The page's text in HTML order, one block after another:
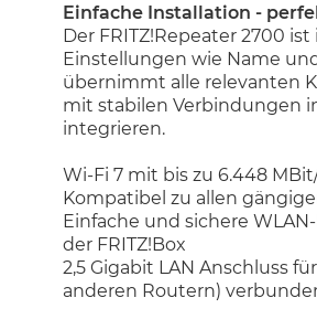
Einfache Installation -
Der FRITZ!Repeater 2700
Einstellungen wie Name
übernimmt alle relevanten
mit stabilen Verbindungen
integrieren.
Wi-Fi 7 mit bis zu 6.448 MBit/
Kompatibel zu allen
Einfache und sichere
der FRITZ!Box
2,5 Gigabit LAN Anschluss
anderen Routern)